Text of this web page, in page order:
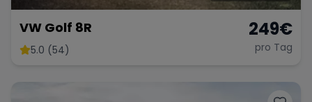
VW Golf 8R
5.0 (54)
249€
pro Tag